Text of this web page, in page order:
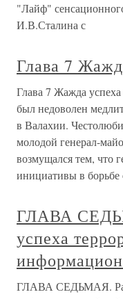
"Лайф"
И.В.Сталина с
Глава 7
Глава 7 Жажда
был недоволен
в Валахии.
молодой генерал-
возмущался тем, что
инициативы в борьбе
ГЛАВА
успеха
ГЛАВА СЕДЬМАЯ.